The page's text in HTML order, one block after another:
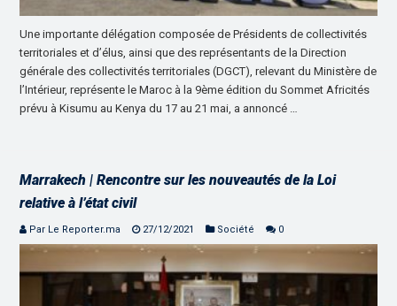
Une importante délégation composée de Présidents de collectivités
territoriales et d’élus, ainsi que des représentants de la Direction
générale des collectivités territoriales (DGCT), relevant du Ministère de
l’Intérieur, représente le Maroc à la 9ème édition du Sommet Africités
prévu à Kisumu au Kenya du 17 au 21 mai, a annoncé …
Marrakech | Rencontre sur les nouveautés de la Loi
relative à l’état civil
Par Le Reporter.ma 27/12/2021 Société 0